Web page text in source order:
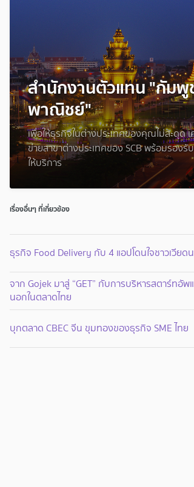
สำนักงานตัวแทน "กัมพู
พาณิชย์"
เพื่อให้ธุรกิจในต่างประเทศของคุณไม่สะดุด
ข่ายสาขาต่างประเทศของ SCB พร้อมรองรั
ให้บริการ
เรื่องอื่นๆ ที่เกี่ยวข้อง
ธุรกิจ Food Delivery กับ 4 แอปโดนใจชาวเวียด
จาก Gojek มาสู่ “GET” กับการบริหารสตาร์ทอั
นอกในตลาดไทย
บุกตลาด CBEC จีน ขุมทองของธุรกิจ SME ไทย